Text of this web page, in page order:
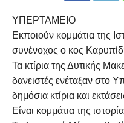
ΥΠΕΡΤΑΜΕΙΟ
Εκποιούν κομμάτια της
συνένοχος ο κος
Τα κτίρια της Δυτικής
δανειστές ενέταξαν στο
δημόσια κτίρια και
Είναι κομμάτια της